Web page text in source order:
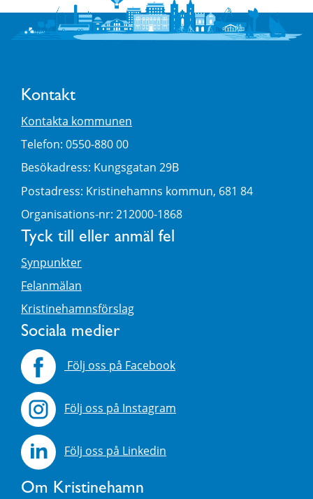
Kontakt
Kontakta kommunen
Telefon: 0550-880 00
Besökadress: Kungsgatan 29B
Postadress: Kristinehamns kommun, 681 84
Organisations-nr: 212000-1868
Tyck till eller anmäl fel
Synpunkter
Felanmälan
Kristinehamnsförslag
Sociala medier
Följ oss på Facebook
Följ oss på Instagram
Följ oss på Linkedin
Om Kristinehamn